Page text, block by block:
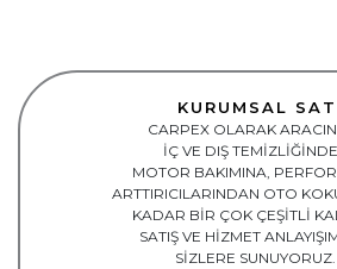
KURUMSAL
CARPEX OLARAK
İÇ VE DIŞ
MOTOR BAKIMINA,
ARTTIRICILARINDAN OTO
KADAR BİR ÇOK ÇEŞITLI
SATIŞ VE HİZMET
SİZLERE SUNUYORUZ.